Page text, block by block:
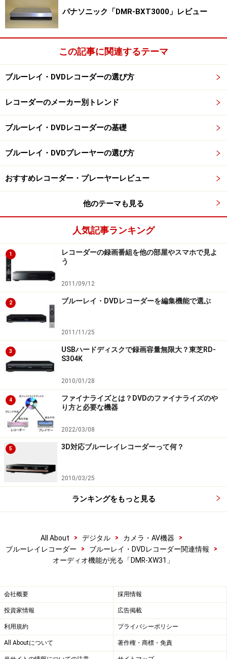
いる。
XW31430× 59×313（突起部含まず）/332（突起部含む）
約4.7kgソニーRDZ-D900A430×79.2×346（最大突起含
む）約5.5kg東芝 RD-S600430×
ず）6.9kg
DIGA DMR-XW31と他社の同クラスレコーダーとのサイ
ズ、重さの比較。
XW30から進化した機能
XW31は昨年秋に登場したXW30を進化させたモデルで
す。追加された主な機能は「新番組おまかせ録画」と、
「ジャンル別番組表」機能、そして、同社のTVビエラと
■新番組おまかせ録画
リモコンボタンの「操作一覧」＞「その他の機能へ」＞
「新番組おまかせ録画」で実行する。
最近の多くのレコーダーは番組を自動録画する機能を搭
載していますが、DIGAにはこの自動録画機能がありませ
んでした。ついに待望の自動録画機能を搭載したのです
が、これは、アニメと夜のドラマの新番組を自動的に録
画するという限定された自動録画機能です。限定された
機能とはいえ、今まではなかった自動録画機能が搭載さ
地デジとBSで放送別に、夜ドラマとアニメの新番組の
■ジャンル別番組表
ャンルの番組だけを表示する機能です。番組をジャンル
で検索することでも特定ジャンルの番組だけを表示する
ことができますが、あくまでも番組表で見たいという人
にはいい機能でしょう。
パナソニック「DMR-BXT3000」レビュー
この記事に関連するテーマ
ブルーレイ・DVDレコーダーの選び方
レコーダーのメーカー別トレンド
ブルーレイ・DVDレコーダーの基礎
ブルーレイ・DVDプレーヤーの選び方
おすすめレコーダー・プレーヤーレビュー
他のテーマも見る
人気記事ランキング
1
レコーダーの録画番組を他の部屋やスマホで見よ
う
2011/09/12
2 ブルーレイ・DVDレコーダーを編集機能で選ぶ
2011/11/25
3
USBハードディスクで録画容量無限大？東芝RD-
S304K
2010/01/28
4
ファイナライズとは？DVDのファイナライズのや
り方と必要な機器
2022/03/08
5 3D対応ブルーレイレコーダーって何？
2010/03/25
ランキングをもっと見る
All About > デジタル > カメラ・AV機器
>
ブルーレイレコーダー
> ブルーレイ・DVDレコーダー関連情報
>
オーディオ機能が光る「DMR-XW31」
会社概要 採用情報
投資家情報 広告掲載
利用規約 プライバシーポリシー
All Aboutについて 著作権・商標・免責